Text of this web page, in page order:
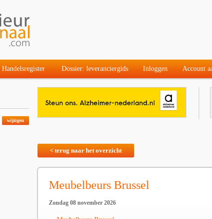
Handelsregister Dossier: leveranciergids Inloggen Account
wijzigen
< terug naar het overzicht
Meubelbeurs Brussel
Zondag 08 november 2026